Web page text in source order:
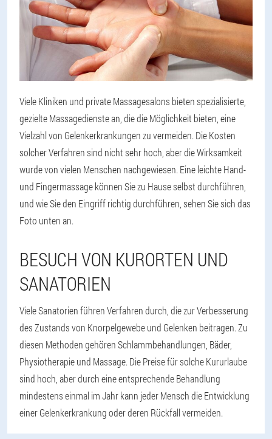
Viele Kliniken und private Massagesalons bieten spezialisierte,
gezielte Massagedienste an, die die Möglichkeit bieten, eine
Vielzahl von Gelenkerkrankungen zu vermeiden. Die Kosten
solcher Verfahren sind nicht sehr hoch, aber die Wirksamkeit
wurde von vielen Menschen nachgewiesen. Eine leichte Hand-
und Fingermassage können Sie zu Hause selbst durchführen,
und wie Sie den Eingriff richtig durchführen, sehen Sie sich das
Foto unten an.
BESUCH VON KURORTEN UND
SANATORIEN
Viele Sanatorien führen Verfahren durch, die zur Verbesserung
des Zustands von Knorpelgewebe und Gelenken beitragen. Zu
diesen Methoden gehören Schlammbehandlungen, Bäder,
Physiotherapie und Massage. Die Preise für solche Kururlaube
sind hoch, aber durch eine entsprechende Behandlung
mindestens einmal im Jahr kann jeder Mensch die Entwicklung
einer Gelenkerkrankung oder deren Rückfall vermeiden.